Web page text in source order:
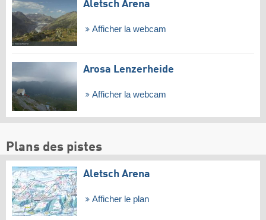
Aletsch Arena
Afficher la webcam
Arosa Lenzerheide
Afficher la webcam
Plans des pistes
Aletsch Arena
Afficher le plan